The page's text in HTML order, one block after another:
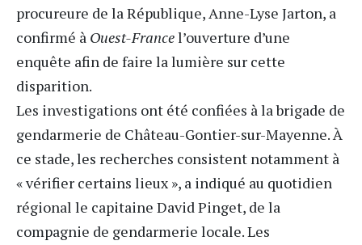
procureure de la République, Anne-Lyse Jarton, a
confirmé à Ouest-Francel’ouverture d’une
enquête afin de faire la lumière sur cette
disparition.
Les investigations ont été confiées à la brigade de
gendarmerie de Château-Gontier-sur-Mayenne. À
ce stade, les recherches consistent notamment à
« vérifier certains lieux », a indiqué au quotidien
régional le capitaine David Pinget, de la
compagnie de gendarmerie locale. Les